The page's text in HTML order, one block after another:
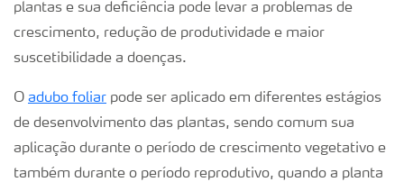
plantas e sua deficiência pode levar a problemas de
crescimento, redução de produtividade e maior
suscetibilidade a doenças.
O adubo foliar pode ser aplicado em diferentes estágios
de desenvolvimento das plantas, sendo comum sua
aplicação durante o período de crescimento vegetativo e
também durante o período reprodutivo, quando a planta